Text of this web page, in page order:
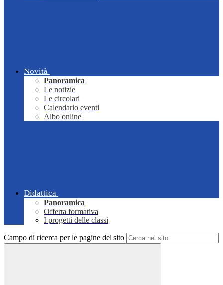
Novità
Panoramica
Le notizie
Le circolari
Calendario eventi
Albo online
Didattica
Panoramica
Offerta formativa
I progetti delle classi
Campo di ricerca per le pagine del sito